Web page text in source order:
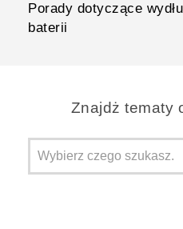
Porady dotyczące
baterii
Znajdż tematy